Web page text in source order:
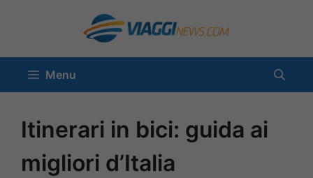
contenuto
Menu
Itinerari in bici: guida ai
migliori d’Italia